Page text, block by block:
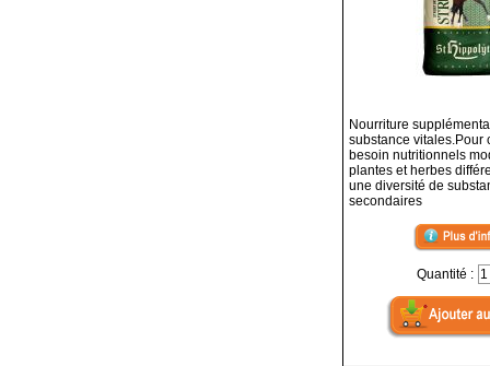
Nourriture
substance vitales.Pour
besoin nutritionnels
plantes et herbes
une diversité de
secondaires
Quantité :